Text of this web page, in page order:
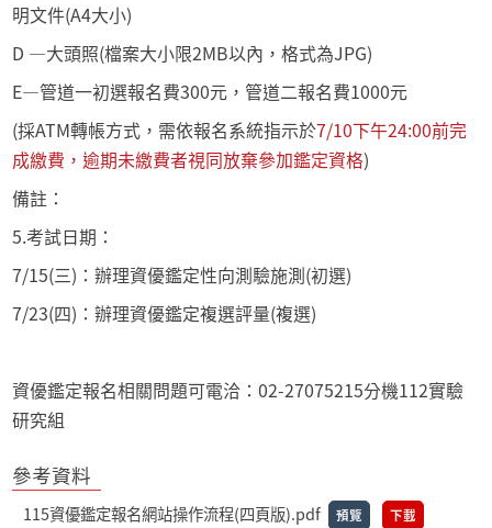
明文件(A4大小)
D —大頭照(檔案大小限2MB以內，格式為JPG)
E—管道一初選報名費300元，管道二報名費1000元
(採ATM轉帳方式，需依報名系統指示於7/10下午24:00前完
成繳費 ，逾期未繳費者視同放棄參加鑑定資格)
備註：
5.考試日期：
7/15(三)：辦理資優鑑定性向測驗施測(初選)
7/23(四)：辦理資優鑑定複選評量(複選)
資優鑑定報名相關問題可電洽：02-27075215分機112實驗
研究組
參考資料
115資優鑑定報名網站操作流程(四頁版).pdf 預覽 下載